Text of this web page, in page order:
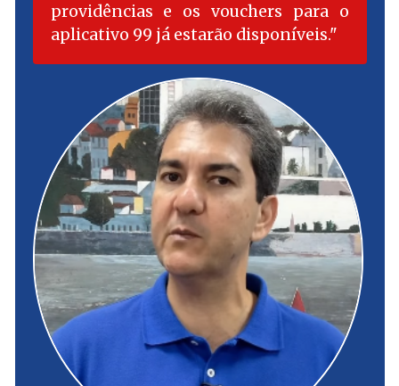
providências e os vouchers para o
aplicativo 99 já estarão disponíveis.